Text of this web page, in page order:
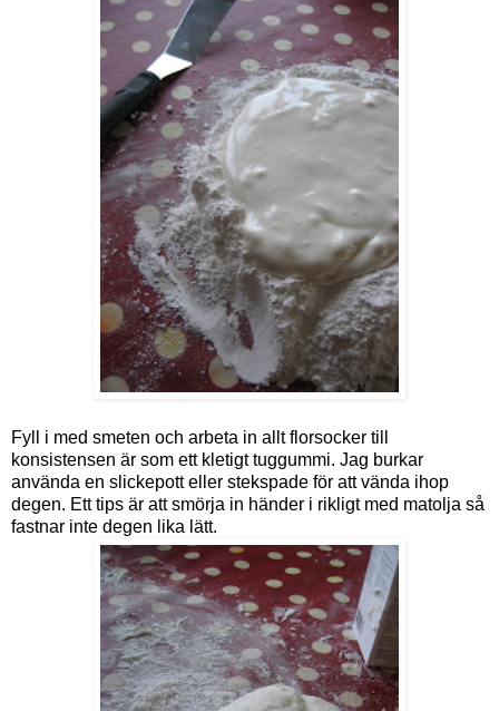
Fyll i med smeten och arbeta in allt florsocker till
konsistensen är som ett kletigt tuggummi. Jag burkar
använda en slickepott eller stekspade för att vända ihop
degen. Ett tips är att smörja in händer i rikligt med matolja så
fastnar inte degen lika lätt.